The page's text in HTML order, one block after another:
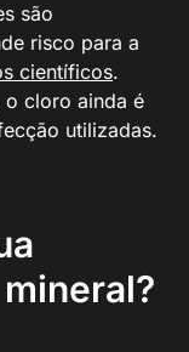
são
risco para a
científicos.
o cloro ainda é
utilizadas.